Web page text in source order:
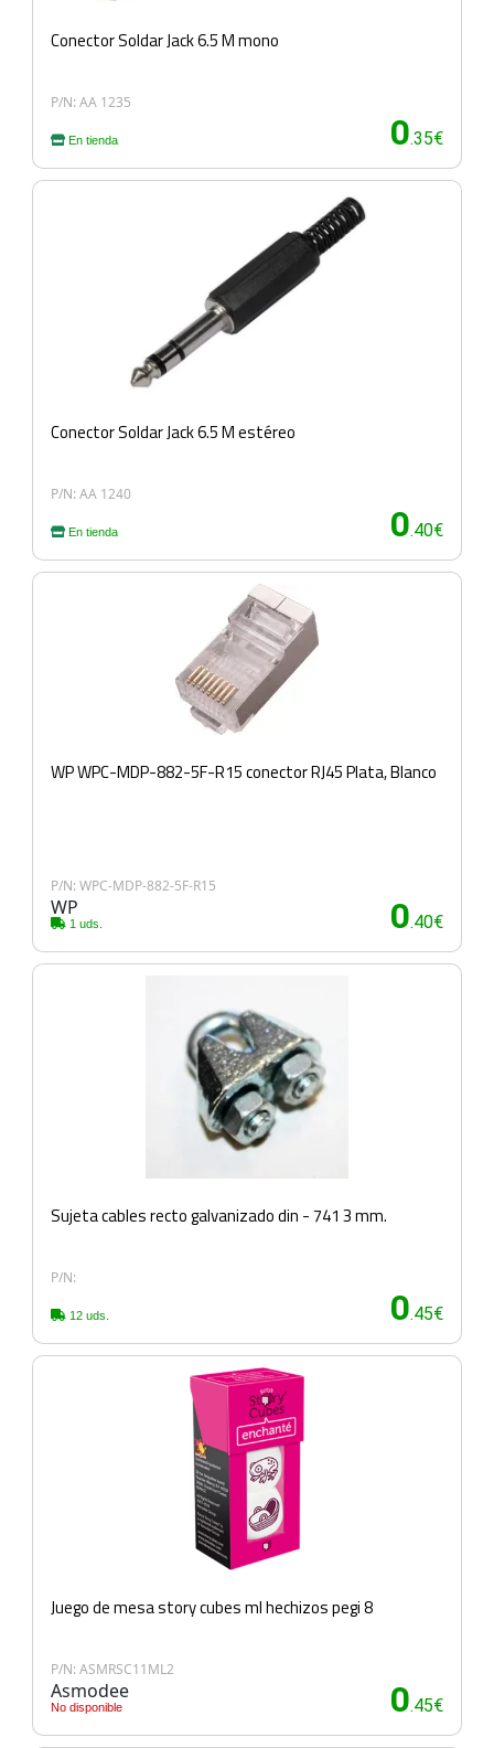
Conector Soldar Jack 6.5 M mono
P/N: AA 1235
En tienda 0.35€
Conector Soldar Jack 6.5 M estéreo
P/N: AA 1240
En tienda 0.40€
WP WPC-MDP-882-5F-R15 conector RJ45 Plata, Blanco
P/N: WPC-MDP-882-5F-R15
WP
1 uds. 0.40€
Sujeta cables recto galvanizado din - 741 3 mm.
P/N:
12 uds. 0.45€
Juego de mesa story cubes ml hechizos pegi 8
P/N: ASMRSC11ML2
Asmodee
No disponible 0.45€